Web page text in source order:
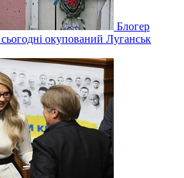
Блогер
окупований Луганськ